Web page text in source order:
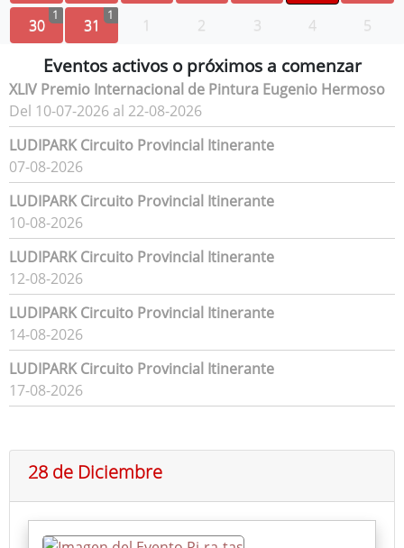
30 1 31 1 1 2 3 4 5
Eventos activos o próximos a comenzar
XLIV Premio Internacional de Pintura Eugenio Hermoso
Del 10-07-2026 al 22-08-2026
LUDIPARK Circuito Provincial Itinerante
07-08-2026
LUDIPARK Circuito Provincial Itinerante
10-08-2026
LUDIPARK Circuito Provincial Itinerante
12-08-2026
LUDIPARK Circuito Provincial Itinerante
14-08-2026
LUDIPARK Circuito Provincial Itinerante
17-08-2026
28 de Diciembre